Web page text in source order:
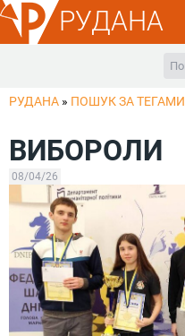
РУДАНА
РУДАНА » ПОШУК ЗА ТЕГАМИ
ВИБОРОЛИ
08/04/26